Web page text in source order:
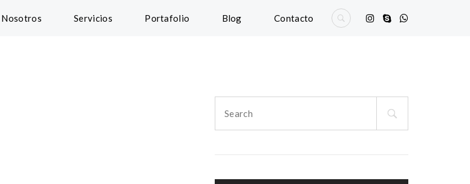
Nosotros Servicios Portafolio Blog Contacto
for: